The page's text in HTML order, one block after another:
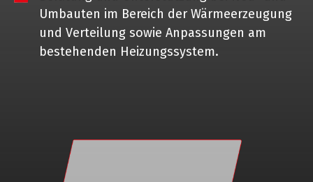
Umbauten im Bereich der Wärmeerzeugung
und Verteilung sowie Anpassungen am
bestehenden Heizungssystem.